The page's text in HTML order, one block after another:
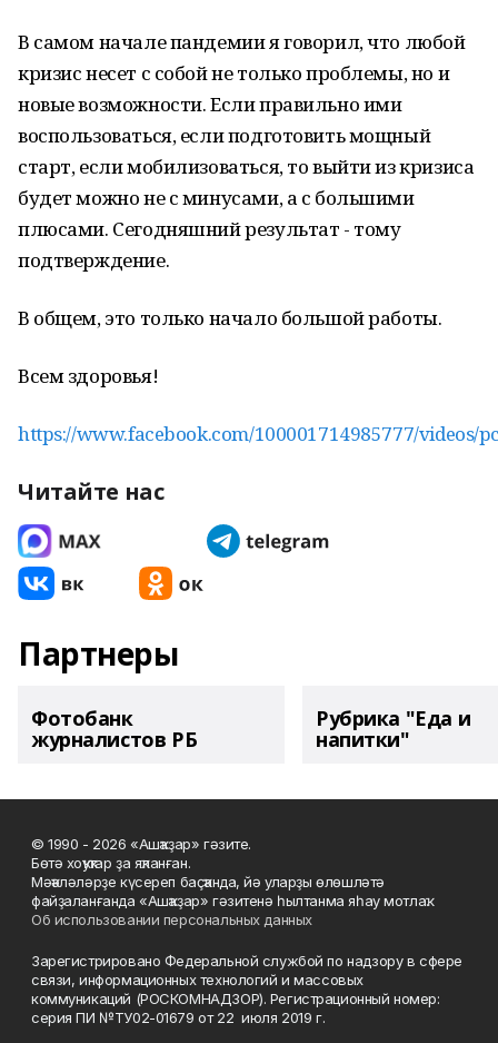
В самом начале пандемии я говорил, что любой
кризис несет с собой не только проблемы, но и
новые возможности. Если правильно ими
воспользоваться, если подготовить мощный
старт, если мобилизоваться, то выйти из кризиса
будет можно не с минусами, а с большими
плюсами. Сегодняшний результат - тому
подтверждение.
В общем, это только начало большой работы.
Всем здоровья!
https://www.facebook.com/100001714985777/videos/
Читайте нас
Партнеры
Фотобанк
журналистов РБ
Рубрика "Еда и
напитки"
© 1990 - 2026 «Ашҡаҙар» гәзите.
Бөтә хоҡуҡтар ҙа яҡланған.
Мәҡәләләрҙе күсереп баҫҡанда, йә уларҙы өлөшләтә
файҙаланғанда «Ашҡаҙар» гәзитенә һылтанма яһау мотлаҡ.
Об использовании персональных данных
Зарегистрировано Федеральной службой по надзору в сфере
связи, информационных технологий и массовых
коммуникаций (РОСКОМНАДЗОР). Регистрационный номер:
серия ПИ №ТУ02-01679 от 22 июля 2019 г.